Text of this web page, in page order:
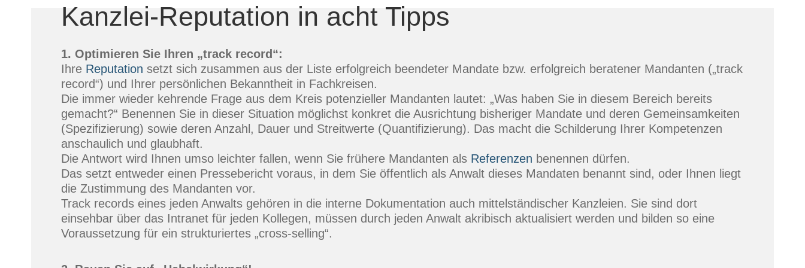
Kanzlei-Reputation in acht Tipps
1. Optimieren Sie Ihren „track record“:
Ihre Reputation setzt sich zusammen aus der Liste erfolgreich beendeter Mandate bzw. erfolgreich beratener Mandanten („track
record“) und Ihrer persönlichen Bekanntheit in Fachkreisen.
Die immer wieder kehrende Frage aus dem Kreis potenzieller Mandanten lautet: „Was haben Sie in diesem Bereich bereits
gemacht?“ Benennen Sie in dieser Situation möglichst konkret die Ausrichtung bisheriger Mandate und deren Gemeinsamkeiten
(Spezifizierung) sowie deren Anzahl, Dauer und Streitwerte (Quantifizierung). Das macht die Schilderung Ihrer Kompetenzen
anschaulich und glaubhaft.
Die Antwort wird Ihnen umso leichter fallen, wenn Sie frühere Mandanten als Referenzen benennen dürfen.
Das setzt entweder einen Pressebericht voraus, in dem Sie öffentlich als Anwalt dieses Mandaten benannt sind, oder Ihnen liegt
die Zustimmung des Mandanten vor.
Track records eines jeden Anwalts gehören in die interne Dokumentation auch mittelständischer Kanzleien. Sie sind dort
einsehbar über das Intranet für jeden Kollegen, müssen durch jeden Anwalt akribisch aktualisiert werden und bilden so eine
Voraussetzung für ein strukturiertes „cross-selling“.